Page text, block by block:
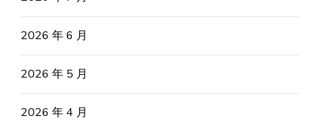
2026 年 6 月
2026 年 5 月
2026 年 4 月